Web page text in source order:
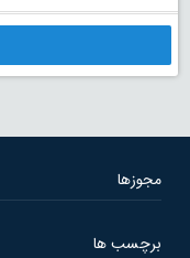
مجوزها
برچسب ها